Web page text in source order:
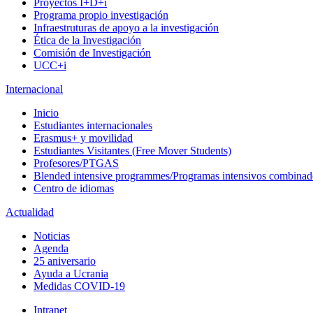
Proyectos I+D+i
Programa propio investigación
Infraestruturas de apoyo a la investigación
Ética de la Investigación
Comisión de Investigación
UCC+i
Internacional
Inicio
Estudiantes internacionales
Erasmus+ y movilidad
Estudiantes Visitantes (Free Mover Students)
Profesores/PTGAS
Blended intensive programmes/Programas intensivos
Centro de idiomas
Actualidad
Noticias
Agenda
25 aniversario
Ayuda a Ucrania
Medidas COVID-19
Intranet